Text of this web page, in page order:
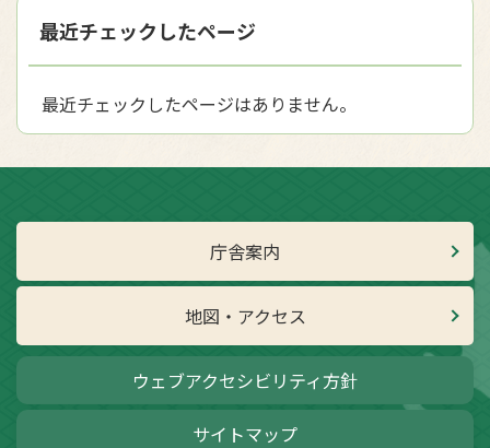
最近チェックしたページ
最近チェックしたページはありません。
庁舎案内
地図・アクセス
ウェブアクセシビリティ方針
サイトマップ